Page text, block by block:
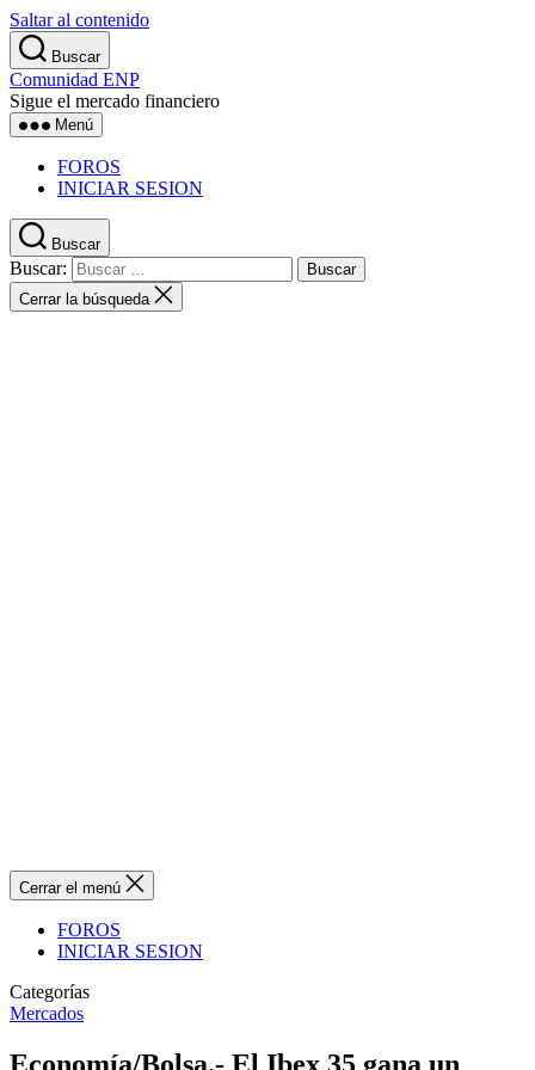
Saltar al contenido
Buscar
Comunidad ENP
Sigue el mercado financiero
Menú
FOROS
INICIAR SESION
Buscar
Buscar:
Cerrar la búsqueda
Cerrar el menú
FOROS
INICIAR SESION
Categorías
Mercados